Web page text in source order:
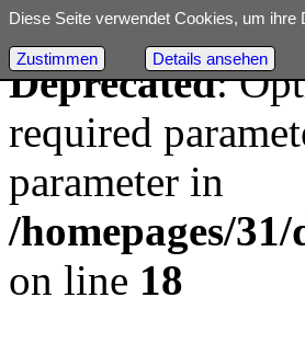
Deprecated:
required
parameter in
/homepages/
on line 18
Diese Seite verwendet Cookies, um
Zustimmen Details ansehen